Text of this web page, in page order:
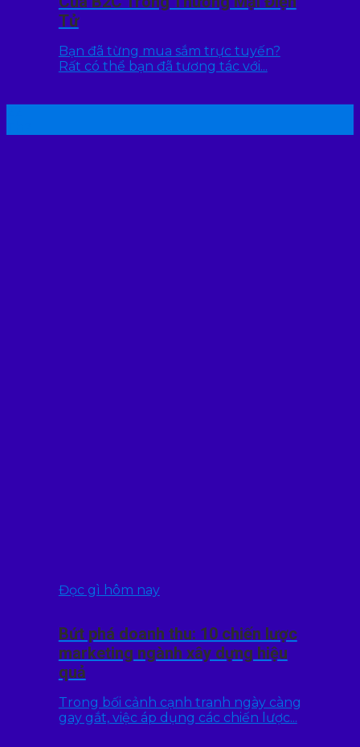
Tử
Bạn đã từng mua sắm trực tuyến?
Rất có thể bạn đã tương tác với...
Đọc gì hôm nay
Bứt phá doanh thu: 10 chiến lược
marketing ngành xây dựng hiệu
quả
Trong bối cảnh cạnh tranh ngày càng
gay gắt, việc áp dụng các chiến lược...